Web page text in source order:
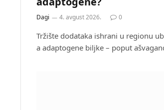
Dagi 4. avgust 2026. 0
Tržište dodataka ishrani u regionu
a adaptogene biljke – poput